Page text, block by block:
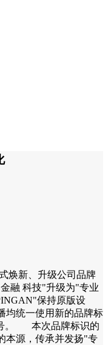
焕新、升级公司品牌
融 科技"升级为"专业
保持原版设
均统一使用新的品牌标
。 本次品牌标识的
本源，传承并发扬"专